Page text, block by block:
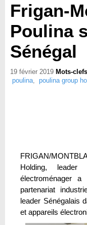
Frigan-
Poulina
Sénégal
19 février 2019 Mots-
poulina, poulina group
FRIGAN/
Holding, leader
électroménager
partenariat
leader Sénégalais
et appareils